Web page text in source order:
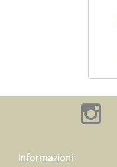
Informazioni